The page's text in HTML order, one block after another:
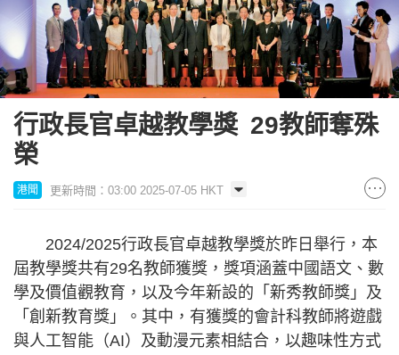
行政長官卓越教學獎 29教師奪殊
榮
港聞 更新時間：03:00 2025-07-05 HKT
2024/2025行政長官卓越教學獎於昨日舉行，本
屆教學獎共有29名教師獲獎，獎項涵蓋中國語文、數
學及價值觀教育，以及今年新設的「新秀教師獎」及
「創新教育獎」。其中，有獲獎的會計科教師將遊戲
與人工智能（AI）及動漫元素相結合，以趣味性方式